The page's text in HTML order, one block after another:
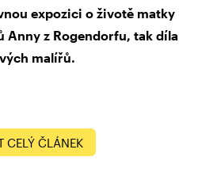
expozici o životě matky
Anny z Rogendorfu, tak díla
malířů.
CELÝ ČLÁNEK